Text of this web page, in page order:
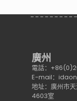
廣州
電話：
E-mail：
地址：廣州市
4603室